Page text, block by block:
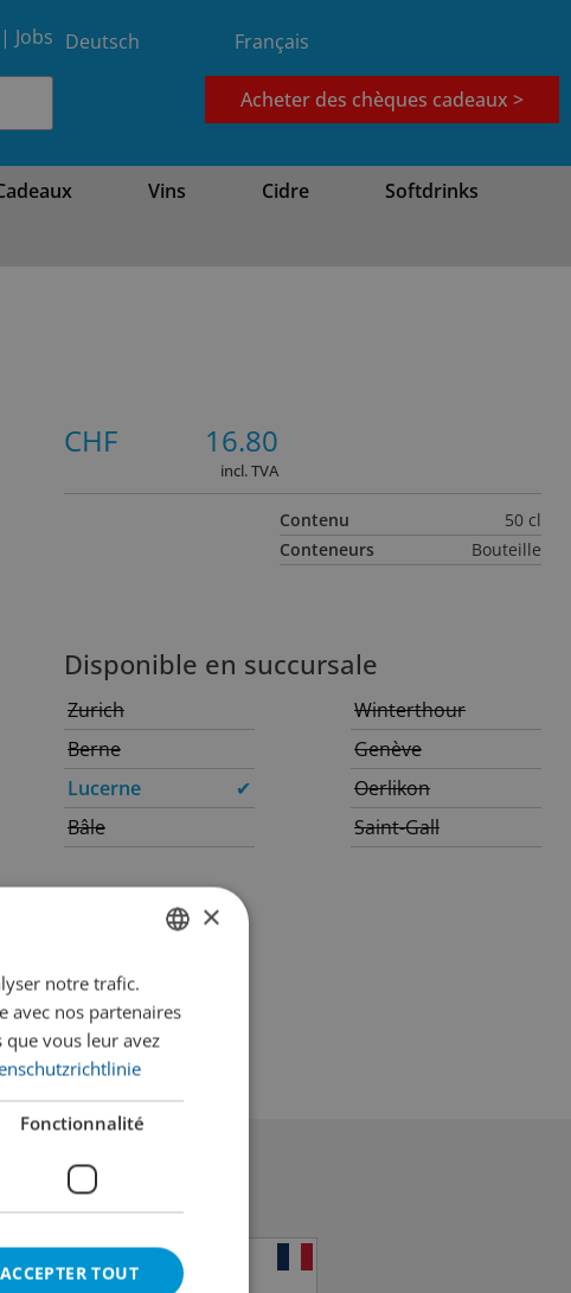
| Jobs Deutsch Français
Acheter des chèques cadeaux >
Vins Cidre
Softdrinks
CHF 16.80
incl. TVA
Contenu
50 cl
Conteneurs
Bouteille
Disponible en succursale
Zurich
Berne
Lucerne
✔
Bâle
Winterthour
Genève
Oerlikon
Saint-Gall
FRENCH
×
notre trafic.
avec nos partenaires
vous leur avez
Fonctionnalité
ACCEPTER TOUT